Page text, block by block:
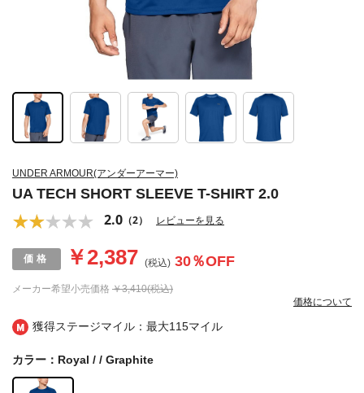
獲得ステージマイル：最大115マイル
UNDER ARMOUR(アンダーアーマー)
UA TECH SHORT SLEEVE T-SHIRT 2.0
2.0 （2） レビューを見る
メーカー希望小売価格 ￥3,410(税込)
￥2,387 (税込) 30％OFF
価格について
カラー：Royal / / Graphite